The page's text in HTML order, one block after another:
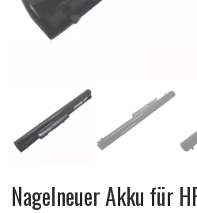
Nagelneuer Akku für